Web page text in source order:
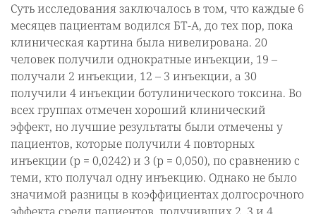
Суть исследования заключалось в том, что каждые 6
месяцев пациентам водился БТ-А, до тех пор, пока
клиническая картина была нивелирована. 20
человек получили однократные инъекции, 19 –
получали 2 инъекции, 12 – 3 инъекции, а 30
получили 4 инъекции ботулинического токсина. Во
всех группах отмечен хороший клинический
эффект, но лучшие результаты были отмечены у
пациентов, которые получили 4 повторных
инъекции (р = 0,0242) и 3 (р = 0,050), по сравнению с
теми, кто получал одну инъекцию. Однако не было
значимой разницы в коэффициентах долгосрочного